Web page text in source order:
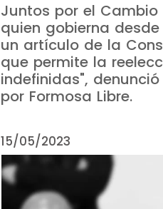
Juntos por el
quien gobierna
un artículo de la
que permite la
indefinidas",
por Formosa Libre.
15/05/2023